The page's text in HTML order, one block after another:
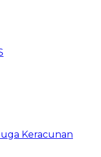
Keracunan